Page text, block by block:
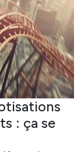
: ça se